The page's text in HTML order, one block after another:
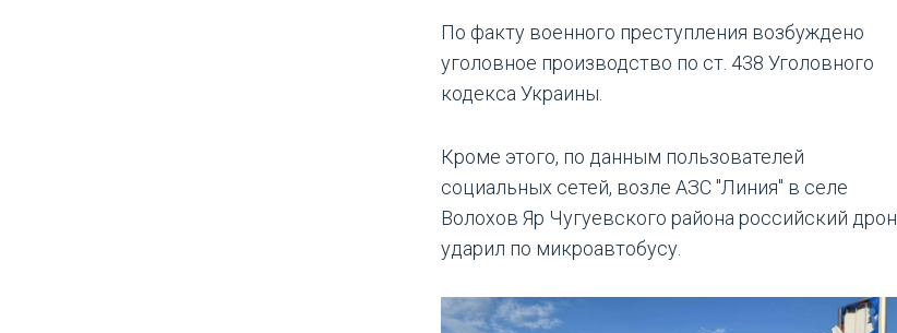
По факту военного преступления возбуждено
уголовное производство по ст. 438 Уголовного
кодекса Украины.
Кроме этого, по данным пользователей
социальных сетей, возле АЗС "Линия" в селе
Волохов Яр Чугуевского района российский дрон
ударил по микроавтобусу.